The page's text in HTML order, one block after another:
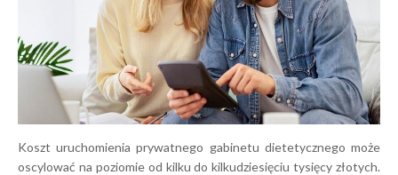
Koszt uruchomienia prywatnego gabinetu dietetycznego może
oscylować na poziomie od kilku do kilkudziesięciu tysięcy złotych.